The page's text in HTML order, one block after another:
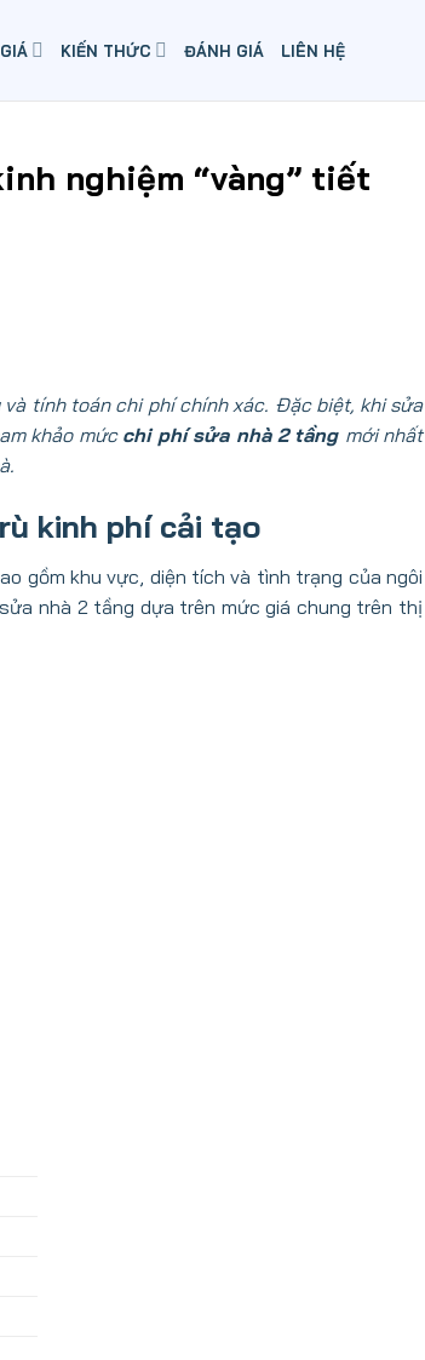
KIẾN THỨC ĐÁNH GIÁ LIÊN HỆ
nghiệm “vàng” tiết
tính toán chi phí chính xác. Đặc biệt, khi sửa
khảo mứcchi phí sửa nhà 2 tầng mới nhất
kinh phí cải tạo
gồm khu vực, diện tích và tình trạng của ngôi
nhà 2 tầng dựa trên mức giá chung trên thị